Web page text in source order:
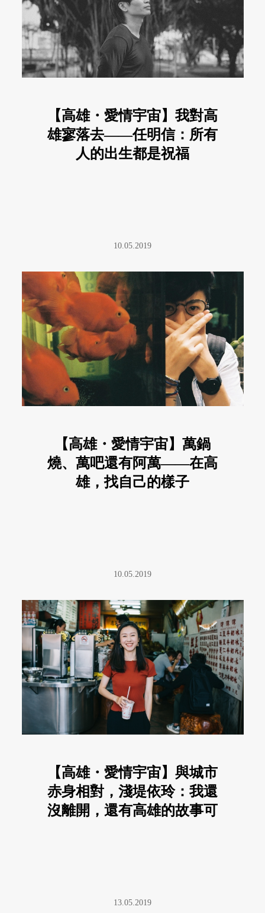
【高雄・愛情宇宙】我對高
雄寥落去——任明信：所有
人的出生都是祝福
10.05.2019
【高雄・愛情宇宙】萬鍋
燒、萬吧還有阿萬——在高
雄，找自己的樣子
10.05.2019
【高雄・愛情宇宙】與城市
赤身相對，淺堤依玲：我還
沒離開，還有高雄的故事可
13.05.2019